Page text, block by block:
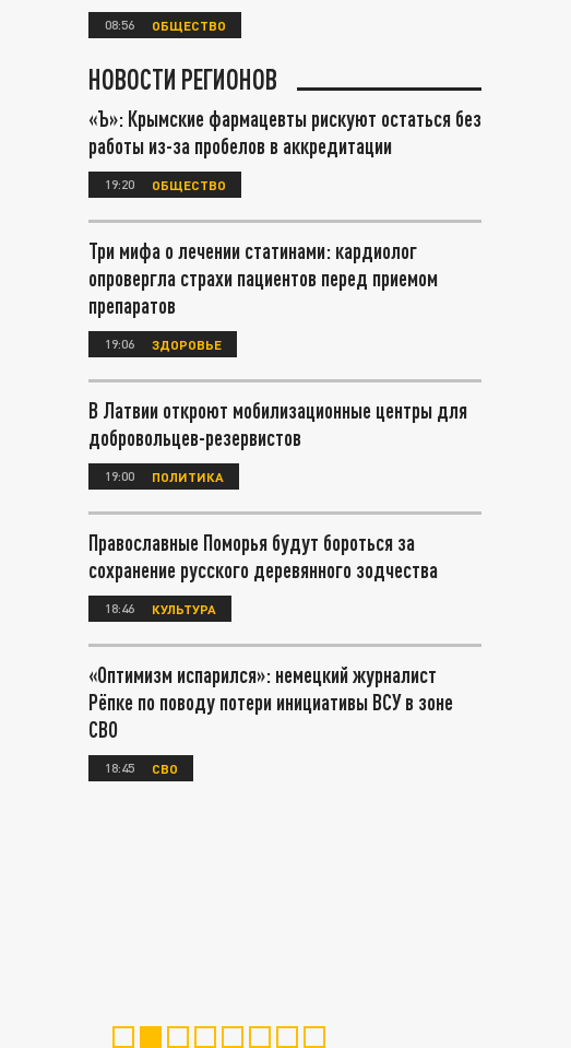
08:56 ОБЩЕСТВО
НОВОСТИ РЕГИОНОВ
«Ъ»: Крымские фармацевты рискуют остаться без
работы из-за пробелов в аккредитации
19:20 ОБЩЕСТВО
Три мифа о лечении статинами: кардиолог
опровергла страхи пациентов перед приемом
препаратов
19:06 ЗДОРОВЬЕ
В Латвии откроют мобилизационные центры для
добровольцев-резервистов
19:00 ПОЛИТИКА
Православные Поморья будут бороться за
сохранение русского деревянного зодчества
18:46 КУЛЬТУРА
«Оптимизм испарился»: немецкий журналист
Рёпке по поводу потери инициативы ВСУ в зоне
СВО
18:45 СВО